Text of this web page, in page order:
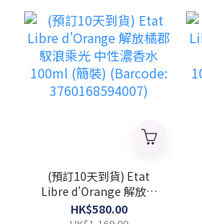
(Barcode:
3760168594274)
(預訂10天到貨) Etat
Libre d'Orange 解放橘
郡 馭浪乘光 中性濃香水
HK$580.00